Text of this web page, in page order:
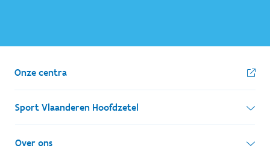
Onze centra
Sport Vlaanderen Hoofdzetel
Simon Bolivarlaan 17
Over ons